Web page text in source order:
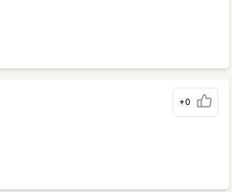
+0